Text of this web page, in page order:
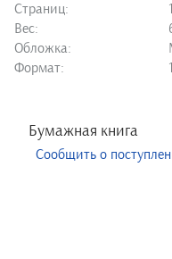
Страниц:
Вес:
Обложка:
Формат:
Бумажная книга
Сообщить о